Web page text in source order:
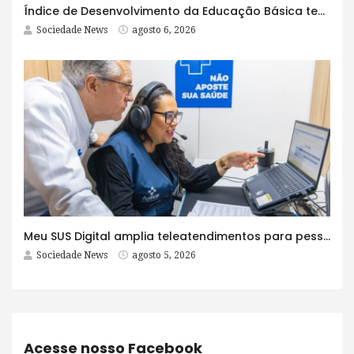
Índice de Desenvolvimento da Educação Básica tem elevação em todas as etapas
Sociedade News agosto 6, 2026
Meu SUS Digital amplia teleatendimentos para pessoas com problemas com jogos e apostas
Sociedade News agosto 5, 2026
Acesse nosso Facebook